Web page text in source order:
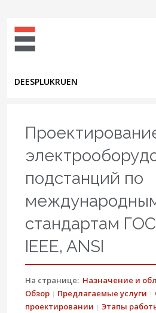
DEESPLUKRUEN
подстанций по
стандартам
IEEE, ANSI
На странице: Назначение и
Обзор
Предлагаемые услуги
проектировании
Этапы